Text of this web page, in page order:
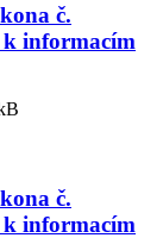
č.
k informacím
č.
k informacím